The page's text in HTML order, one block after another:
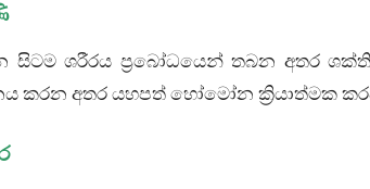
සිටම ශරීරය ප්‍රබෝධයෙන් තබන අතර
කරන අතර යහපත් හෝමෝන ක්‍රියාත්මක